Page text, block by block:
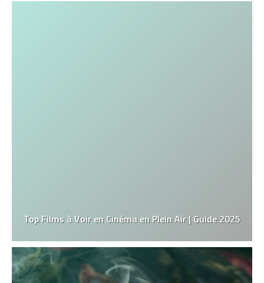
Top Films à Voir en Cinéma en Plein Air | Guide 2025